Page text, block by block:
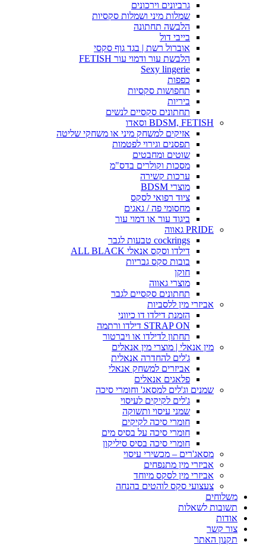
גרביונים וירכונים
שמלות מיני ושמלות סקסיות
הלבשה תחתונה
בייבי דול
אוברול רשת | בגד גוף סקסי
הלבשת עור ודמוי עור FETISH
Sexy lingerie
כפפות
תחפושות סקסיות
ביריות
תחתונים סקסיים לנשים
BDSM, FETISH וסאדו
אזיקים למשחק מיני או משחקי שליטה
תפסנים וגירוי לפטמות
שוטים ומחבטים
מסכות וקולרים בדס"מ
ערכות קשירה
מוצרי BDSM
ציוד רפואי לסקס
מחסומי פה / גאגים
ביגוד עור או דמוי עור
PRIDE גאווה
cockrings טבעות לגבר
דילדו וסקס אנאלי ALL BLACK
בובות סקס גבריות
חוקן
מוצרי גאווה
תחתונים סקסיים לגבר
אביזרי מין ללסביות
הזמנת דילדו דו כיווני
STRAP ON דילדו ורתמה
תחתון לדילדו או ויברטור
מין אנאלי | מוצרי מין אנאלים
ג'לים להחדרה אנאלית
אביזרים למשחק אנאלי
פלאגים אנאלים
שמנים וג'לים למסאג' וחומרי סיכה
ג'לים לקיקים לעיסוי
שמני עיסוי ותשוקה
חומרי סיכה לקיקים
חומרי סיכה על בסיס מים
חומרי סיכה בסיס סיליקון
מסאג'רים – מכשירי עיסוי
אביזרי מין מתנפחים
אביזרי מין לסקס מיוחד
צעצועי סקס לוהטים בהנחה
משלוחים
תשובות לשאלות
אודות
צור קשר
תקנון האתר